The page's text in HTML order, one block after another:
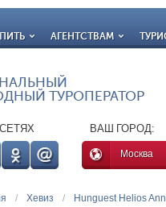
АГЕНТСТВАМ
ТУРОПЕРАТОР
ВАШ ГОРОД:
Москва
/ Хевиз / Hunguest Helios